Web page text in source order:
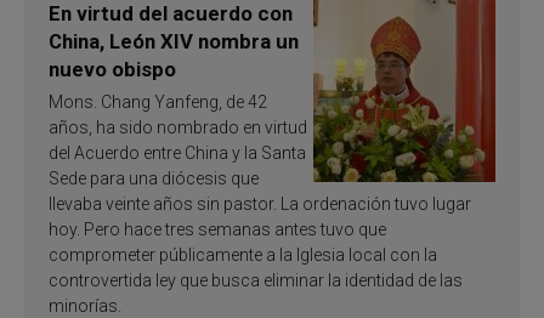
En virtud del acuerdo con
China, León XIV nombra un
nuevo obispo
Mons. Chang Yanfeng, de 42
años, ha sido nombrado en virtud
del Acuerdo entre China y la Santa
Sede para una diócesis que
llevaba veinte años sin pastor. La ordenación tuvo lugar
hoy. Pero hace tres semanas antes tuvo que
comprometer públicamente a la Iglesia local con la
controvertida ley que busca eliminar la identidad de las
minorías.